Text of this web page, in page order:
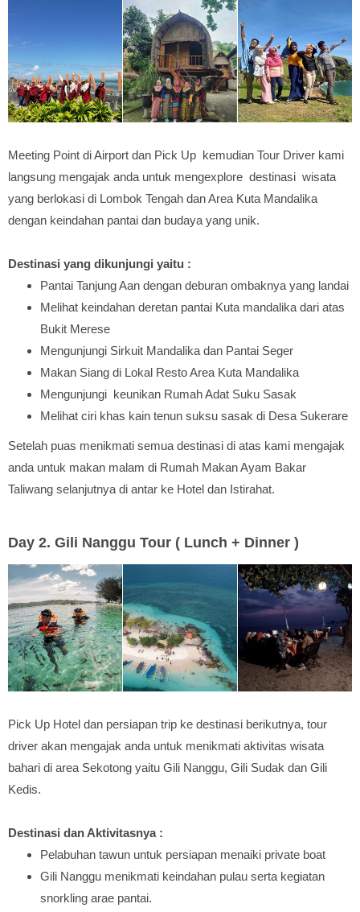
Meeting Point di Airport dan Pick Up kemudian Tour Driver kami
langsung mengajak anda untuk mengexplore destinasi wisata
yang berlokasi di Lombok Tengah dan Area Kuta Mandalika
dengan keindahan pantai dan budaya yang unik.
Destinasi yang dikunjungi yaitu :
Pantai Tanjung Aan dengan deburan ombaknya yang landai
Melihat keindahan deretan pantai Kuta mandalika dari atas
Bukit Merese
Mengunjungi Sirkuit Mandalika dan Pantai Seger
Makan Siang di Lokal Resto Area Kuta Mandalika
Mengunjungi keunikan Rumah Adat Suku Sasak
Melihat ciri khas kain tenun suksu sasak di Desa Sukerare
Setelah puas menikmati semua destinasi di atas kami mengajak
anda untuk makan malam di Rumah Makan Ayam Bakar
Taliwang selanjutnya di antar ke Hotel dan Istirahat.
Day 2. Gili Nanggu Tour ( Lunch + Dinner )
Pick Up Hotel dan persiapan trip ke destinasi berikutnya, tour
driver akan mengajak anda untuk menikmati aktivitas wisata
bahari di area Sekotong yaitu Gili Nanggu, Gili Sudak dan Gili
Kedis.
Destinasi dan Aktivitasnya :
Pelabuhan tawun untuk persiapan menaiki private boat
Gili Nanggu menikmati keindahan pulau serta kegiatan
snorkling arae pantai.